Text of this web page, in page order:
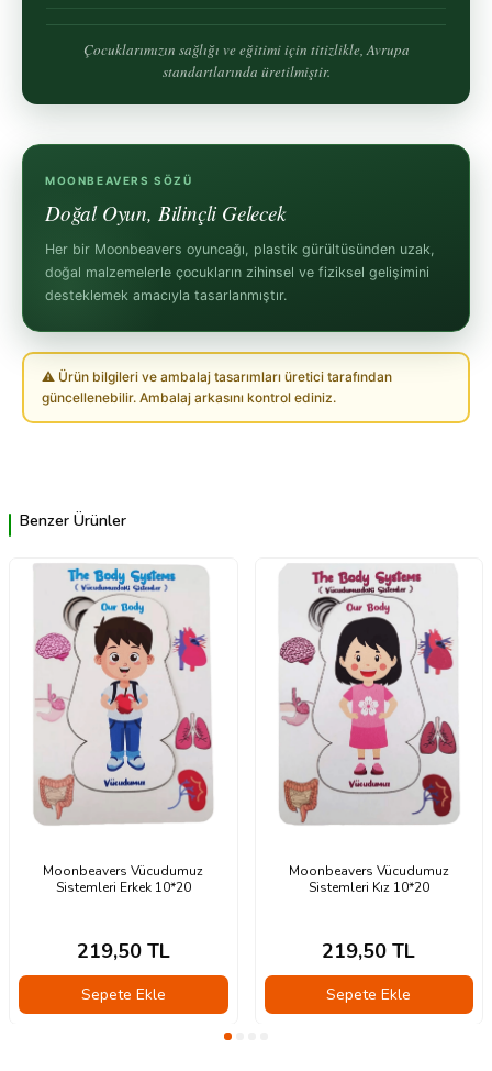
Çocuklarımızın sağlığı ve eğitimi için titizlikle, Avrupa
standartlarında üretilmiştir.
MOONBEAVERS SÖZÜ
Doğal Oyun, Bilinçli Gelecek
Her bir Moonbeavers oyuncağı, plastik gürültüsünden uzak,
doğal malzemelerle çocukların zihinsel ve fiziksel gelişimini
desteklemek amacıyla tasarlanmıştır.
⚠ Ürün bilgileri ve ambalaj tasarımları üretici tarafından
güncellenebilir. Ambalaj arkasını kontrol ediniz.
Benzer Ürünler
Moonbeavers Vücudumuz
Sistemleri Erkek 10*20
219,50TL
Sepete Ekle
Moonbeavers Vücudumuz
Sistemleri Kız 10*20
219,50 TL
Sepete Ekle